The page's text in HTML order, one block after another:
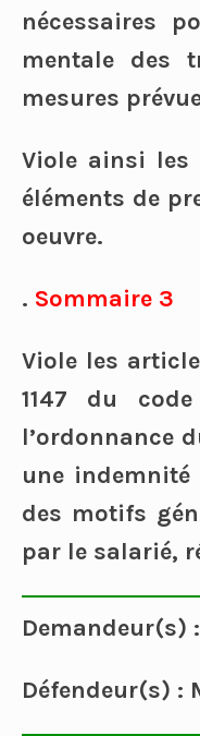
nécessaires
mentale des
mesures
Viole ainsi les
éléments de
oeuvre.
. Sommaire 3
Viole les
1147 du
l’ordonnance
une indemnité
des motifs
par le salarié,
Demandeur(s)
Défendeur(s) :